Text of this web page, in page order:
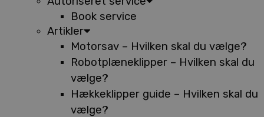
Book service
Artikler
Motorsav – Hvilken skal du vælge?
Robotplæneklipper – Hvilken skal du
vælge?
Hækkeklipper guide – Hvilken skal du
vælge?